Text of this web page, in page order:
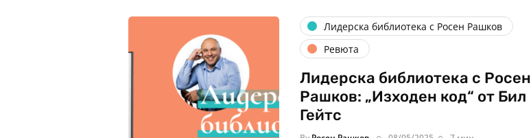
Лидерска библиотека с Росен Рашков
Ревюта
Лидерска библиотека с Росен
Рашков: „Изходен код“ от Бил
Гейтс